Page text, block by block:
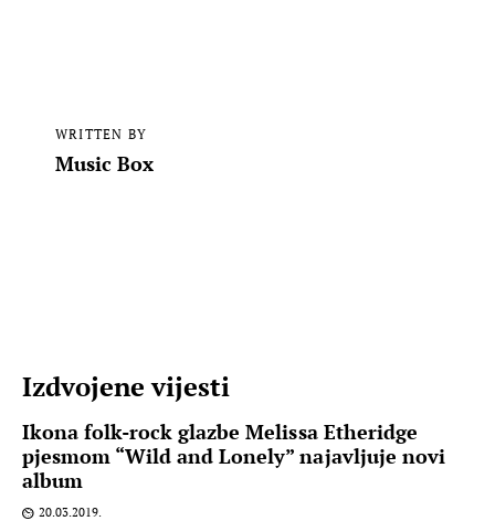
WRITTEN BY
Music Box
Izdvojene vijesti
Ikona folk-rock glazbe Melissa Etheridge
pjesmom “Wild and Lonely” najavljuje novi
album
20.03.2019.